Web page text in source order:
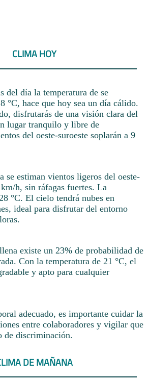
CLIMA HOY
del día la temperatura de se
°C, hace que hoy sea un día cálido.
disfrutarás de una visión clara del
lugar tranquilo y libre de
del oeste-suroeste soplarán a 9
se estiman vientos ligeros del oeste-
h, sin ráfagas fuertes. La
°C. El cielo tendrá nubes en
ideal para disfrutar del entorno
existe un 23% de probabilidad de
Con la temperatura de 21 °C, el
y apto para cualquier
adecuado, es importante cuidar la
entre colaboradores y vigilar que
de discriminación.
DE MAÑANA